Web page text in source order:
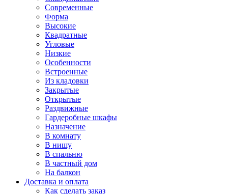
Современные
Форма
Высокие
Квадратные
Угловые
Низкие
Особенности
Встроенные
Из кладовки
Закрытые
Открытые
Раздвижные
Гардеробные шкафы
Назначение
В комнату
В нишу
В спальню
В частный дом
На балкон
Доставка и оплата
Как сделать заказ